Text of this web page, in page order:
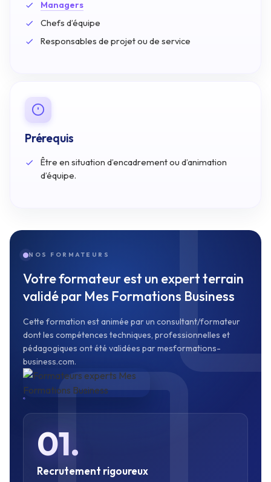
Managers
Chefs d’équipe
Responsables de projetou de service
Prérequis
Être en situation d’encadrementou d’animation
d’équipe.
NOS FORMATEURS
Votre formateur est un expert terrain
validé par Mes Formations Business
Cette formation est animée par un consultant/formateur
dont les compétences techniques, professionnelles et
pédagogiques ont été validées par mesformations-
business.com.
01.
Recrutement rigoureux